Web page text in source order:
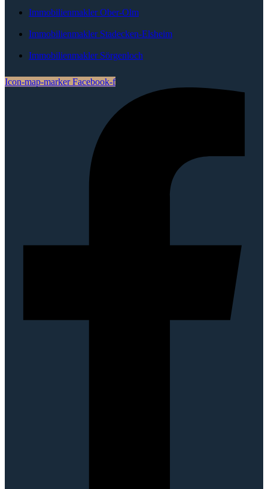
Immobilienmakler Ober-Olm
Immobilienmakler Stadecken-Elsheim
Immobilienmakler Sörgenloch
Icon-map-marker Facebook-f